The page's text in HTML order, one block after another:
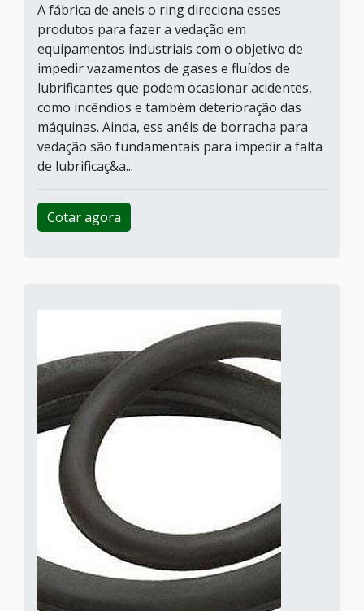
A fábrica de aneis o ring direciona esses
produtos para fazer a vedação em
equipamentos industriais com o objetivo de
impedir vazamentos de gases e fluídos de
lubrificantes que podem ocasionar acidentes,
como incêndios e também deterioração das
máquinas. Ainda, ess anéis de borracha para
vedação são fundamentais para impedir a falta
de lubrificaç&a...
Cotar agora